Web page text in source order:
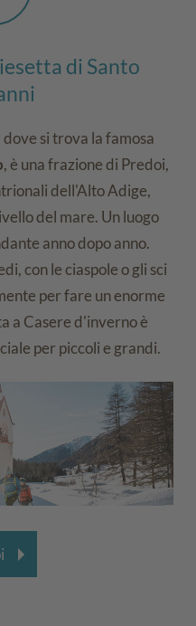
di Santo
si trova la famosa
, è una frazione di Predoi,
dell'Alto Adige,
del mare. Un luogo
anno dopo anno.
con le ciaspole o gli sci
per fare un enorme
a Casere d'inverno è
per piccoli e grandi.